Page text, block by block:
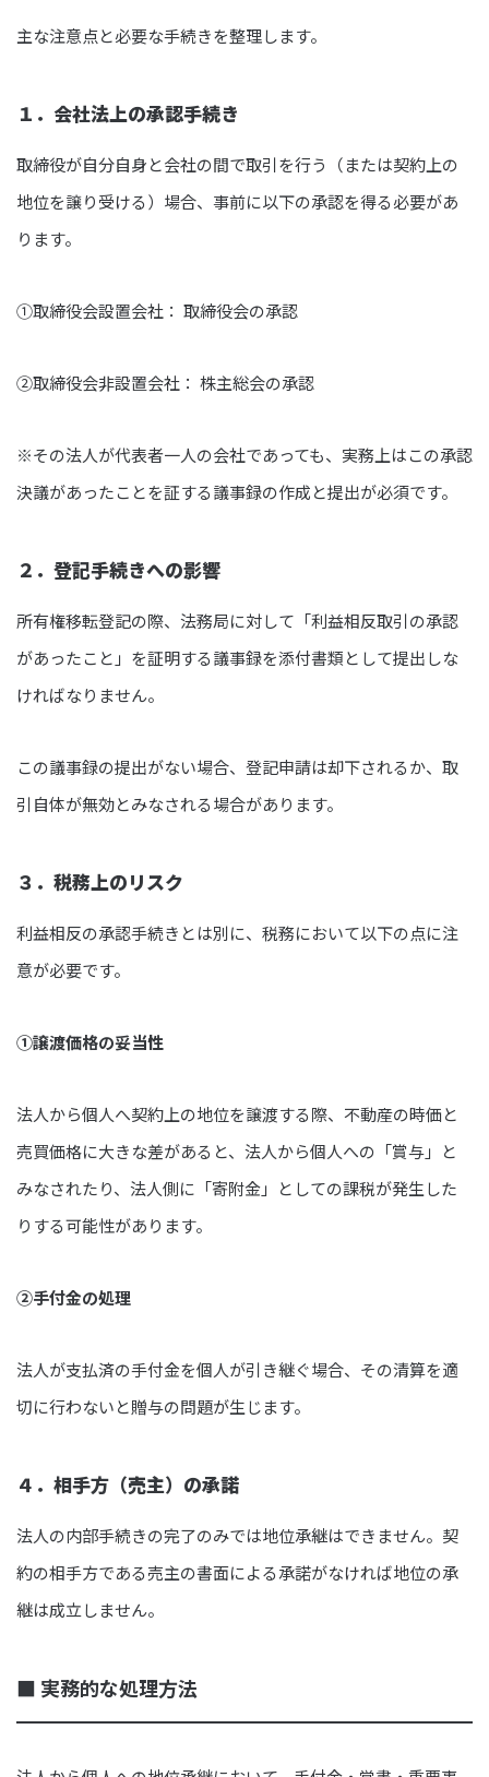
主な注意点と必要な手続きを整理します。
１．会社法上の承認手続き
取締役が自分自身と会社の間で取引を行う（または契約上の
地位を譲り受ける）場合、事前に以下の承認を得る必要があ
ります。
①取締役会設置会社： 取締役会の承認
②取締役会非設置会社： 株主総会の承認
※その法人が代表者一人の会社であっても、実務上はこの承認
決議があったことを証する議事録の作成と提出が必須です。
２．登記手続きへの影響
所有権移転登記の際、法務局に対して「利益相反取引の承認
があったこと」を証明する議事録を添付書類として提出しな
ければなりません。
この議事録の提出がない場合、登記申請は却下されるか、取
引自体が無効とみなされる場合があります。
３．税務上のリスク
利益相反の承認手続きとは別に、税務において以下の点に注
意が必要です。
①譲渡価格の妥当性
法人から個人へ契約上の地位を譲渡する際、不動産の時価と
売買価格に大きな差があると、法人から個人への「賞与」と
みなされたり、法人側に「寄附金」としての課税が発生した
りする可能性があります。
②手付金の処理
法人が支払済の手付金を個人が引き継ぐ場合、その清算を適
切に行わないと贈与の問題が生じます。
４．相手方（売主）の承諾
法人の内部手続きの完了のみでは地位承継はできません。契
約の相手方である売主の書面による承諾がなければ地位の承
継は成立しません。
■ 実務的な処理方法